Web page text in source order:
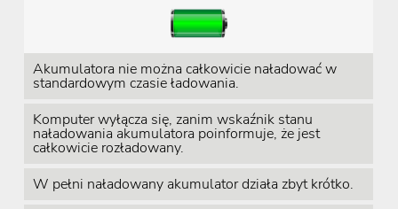
Akumulatora nie można całkowicie naładować w
standardowym czasie ładowania.
Komputer wyłącza się, zanim wskaźnik stanu
naładowania akumulatora poinformuje, że jest
całkowicie rozładowany.
W pełni naładowany akumulator działa zbyt krótko.